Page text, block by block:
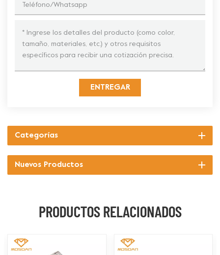
ENTREGAR
Categorías
Nuevos Productos
PRODUCTOS RELACIONADOS